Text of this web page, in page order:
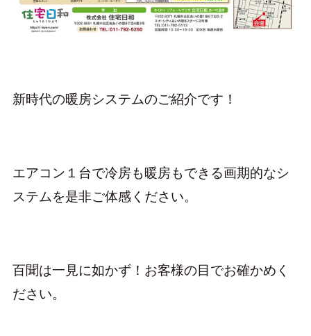
新時代の暖房システムのご紹介です！
エアコン１台で冷房も暖房もできる画期的なシ
ステムを是非ご体感ください。
百聞は一見に如かず！お客様の目でお確かめく
ださい。